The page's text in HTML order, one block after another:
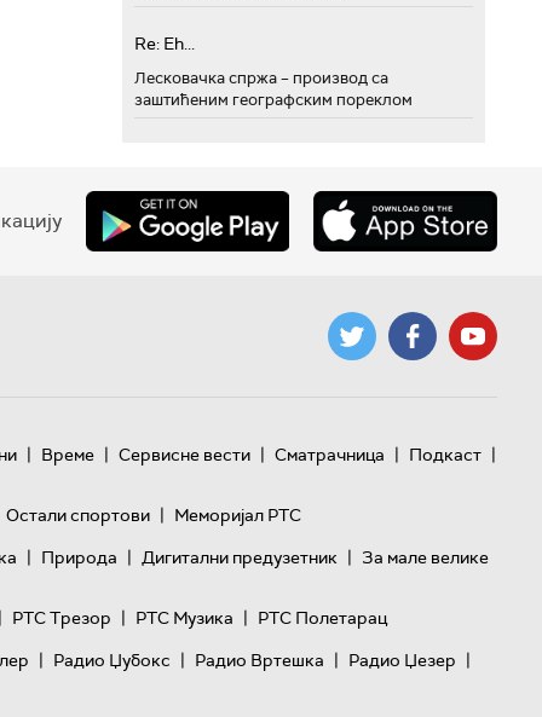
Re: Eh...
Лесковачка спржа – производ са
заштићеним географским пореклом
| Време | Сервисне вести | Сматрачница | Подкаст |
Остали спортови | Меморијал РТС
| Природа | Дигитални предузетник | За мале велике
| РТС Трезор | РТС Музика | РТС Полетарац
| Радио Џубокс | Радио Вртешка | Радио Џезер |